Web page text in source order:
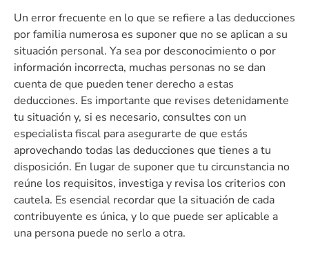
Un error frecuente en lo que se refiere a las deducciones
por familia numerosa es suponer que no se aplican a su
situación personal. Ya sea por desconocimiento o por
información incorrecta, muchas personas no se dan
cuenta de que pueden tener derecho a estas
deducciones. Es importante que revises detenidamente
tu situación y, si es necesario, consultes con un
especialista fiscal para asegurarte de que estás
aprovechando todas las deducciones que tienes a tu
disposición. En lugar de suponer que tu circunstancia no
reúne los requisitos, investiga y revisa los criterios con
cautela. Es esencial recordar que la situación de cada
contribuyente es única, y lo que puede ser aplicable a
una persona puede no serlo a otra.